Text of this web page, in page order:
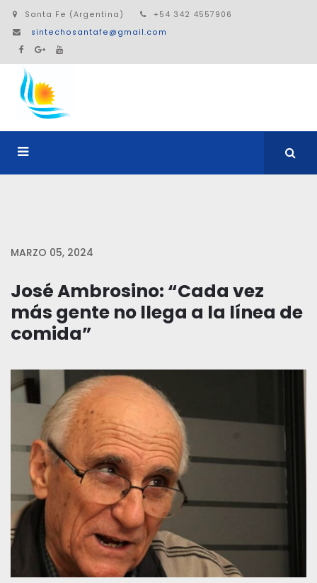
Santa Fe (Argentina)
+54 342 4557906
sintechosantafe@gmail.com
MARZO 05, 2024
José Ambrosino: “Cada vez
más gente no llega a la línea de
comida”